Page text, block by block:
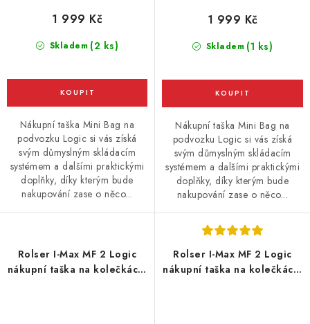
Skladem (2 ks)
1 999 Kč
Nákupní taška Mini Bag na
podvozku Logic si vás získá
svým důmyslným skládacím
systémem a dalšími praktickými
doplňky, díky kterým bude
nakupování zase o něco...
Skladem (1 ks)
1 999 Kč
Nákupní taška Mini Bag na
podvozku Logic si vás získá
svým důmyslným skládacím
systémem a dalšími praktickými
doplňky, díky kterým bude
nakupování zase o něco...
Rolser I-Max MF 2 Logic
nákupní taška na kolečkách,
Rolser I-Max MF 2 Logic
nákupní taška na kolečkách,